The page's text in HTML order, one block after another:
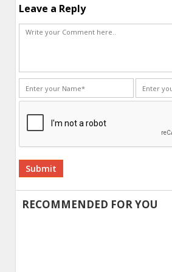
Leave a Reply
Alternative:
RECOMMENDED FOR YOU